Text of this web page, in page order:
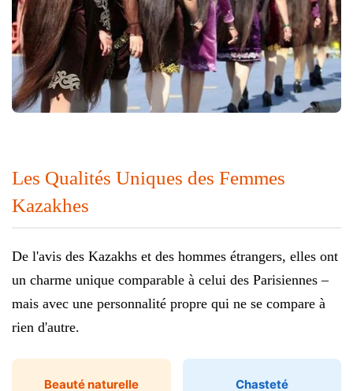
Les Qualités Uniques des Femmes
Kazakhes
De l'avis des Kazakhs et des hommes étrangers, elles ont
un charme unique comparable à celui des Parisiennes –
mais avec une personnalité propre qui ne se compare à
rien d'autre.
Beauté naturelle Chasteté